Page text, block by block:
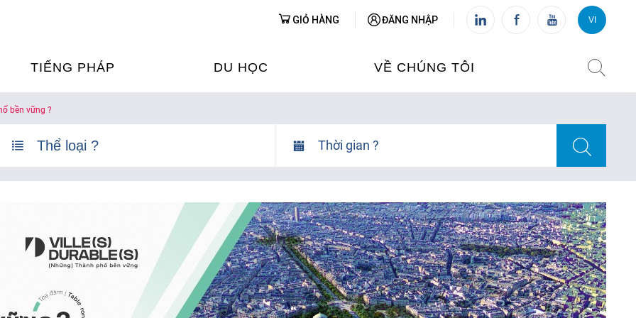
TIẾNG PHÁP
TIẾNG PHÁP
TIẾNG PHÁP
TÁC TIẾNG PHÁP
DU HỌC
FRANCE ALUMNI VIỆT NAM
VỀ CHÚNG TÔI
CHI NHÁNH: HUẾ
CHI NHÁNH: ĐÀ NẴNG
CHI NHÁNH: TPHCM
GIỎ HÀNG ĐĂNG NHẬP VI
VI FR
bền vững ?
Thời gian ?